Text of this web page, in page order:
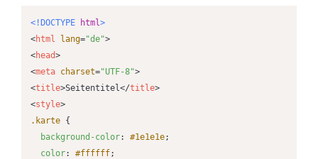
<!DOCTYPE html>
<html lang="de">
<head>
<meta charset="UTF-8">
<title>Seitentitel</title>
<style>
.karte {
background-color: #1e1e1e;
color: #ffffff;